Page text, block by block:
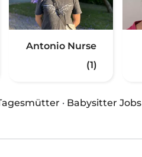
Antonio Nurse
(1)
· Babysitter Jobs